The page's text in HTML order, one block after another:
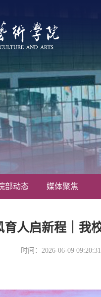
部动态 媒体聚焦
人启新程｜我
时间：2026-06-09